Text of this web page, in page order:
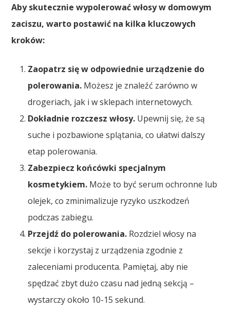
Aby skutecznie wypolerować włosy w domowym
zaciszu, warto postawić na kilka kluczowych
kroków:
Zaopatrz się w odpowiednie urządzenie do
polerowania. Możesz je znaleźć zarówno w
drogeriach, jak i w sklepach internetowych.
Dokładnie rozczesz włosy. Upewnij się, że są
suche i pozbawione splątania, co ułatwi dalszy
etap polerowania.
Zabezpiecz końcówki specjalnym
kosmetykiem. Może to być serum ochronne lub
olejek, co zminimalizuje ryzyko uszkodzeń
podczas zabiegu.
Przejdź do polerowania. Rozdziel włosy na
sekcje i korzystaj z urządzenia zgodnie z
zaleceniami producenta. Pamiętaj, aby nie
spędzać zbyt dużo czasu nad jedną sekcją –
wystarczy około 10-15 sekund.